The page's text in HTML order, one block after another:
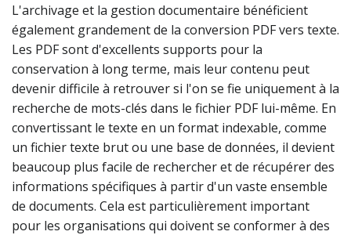
L'archivage et la gestion documentaire bénéficient
également grandement de la conversion PDF vers texte.
Les PDF sont d'excellents supports pour la
conservation à long terme, mais leur contenu peut
devenir difficile à retrouver si l'on se fie uniquement à la
recherche de mots-clés dans le fichier PDF lui-même. En
convertissant le texte en un format indexable, comme
un fichier texte brut ou une base de données, il devient
beaucoup plus facile de rechercher et de récupérer des
informations spécifiques à partir d'un vaste ensemble
de documents. Cela est particulièrement important
pour les organisations qui doivent se conformer à des